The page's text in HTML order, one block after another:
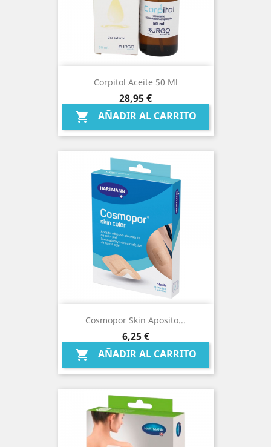
Corpitol Aceite 50 Ml
Precio
28,95 €
 AÑADIR AL CARRITO
Cosmopor Skin Aposito...
Precio
6,25 €
 AÑADIR AL CARRITO